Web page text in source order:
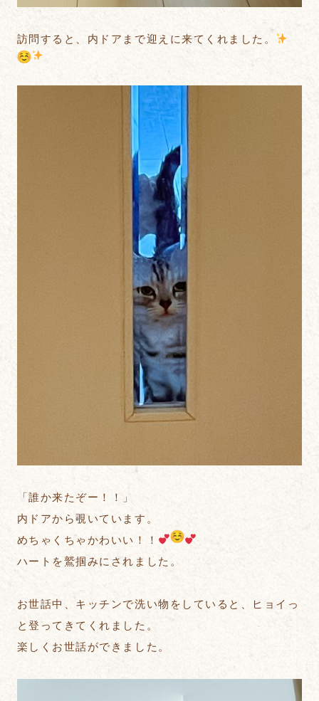
訪問すると、内ドアまで迎えに来てくれました。
「誰か来たぞー！！」
内ドアから覗いています。
めちゃくちゃかわいい！！
ハートを鷲掴みにされました。
お世話中、キッチンで洗い物をしていると、ヒョイっ
と登ってきてくれました。
楽しくお世話ができました。